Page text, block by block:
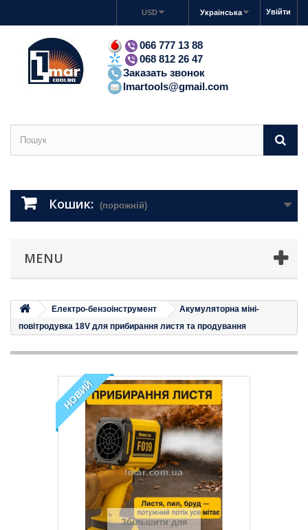
Увійти
Українська
USD
066 777 13 88
068 812 26 47
Заказать звонок
lmartools@gmail.com
Кошик: (порожній)
MENU
Електро-бензоінструмент
Акумуляторна міні-
повітродувка 18V для прибирання листя та продування
НОВИЙ
Збільшити для